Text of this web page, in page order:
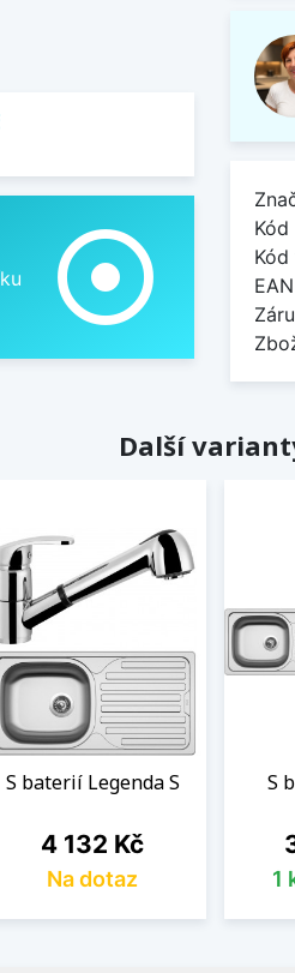
adjust
Kód
EAN
Další
S baterií Legenda S
Cena
4 132 Kč
Na dotaz
S
1